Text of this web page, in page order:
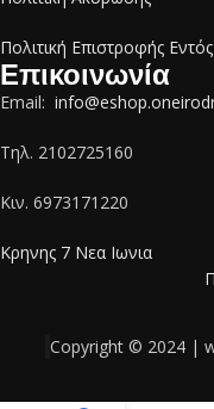
Πολιτική Επιστροφής
Επικοινωνία
Email:
Tηλ. 2102725160
Κιν. 6973171220
Κρηνης 7 Νεα Ιωνια
Copyright © 2024 |